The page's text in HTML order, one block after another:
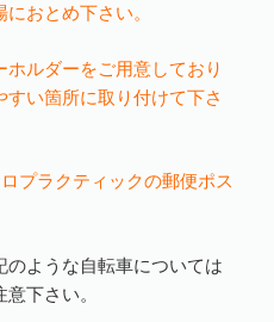
おとめ下さい。
ホルダーをご用意しており
すい箇所に取り付けて下さ
プラクティックの郵便ポス
のような自転車については
下さい。